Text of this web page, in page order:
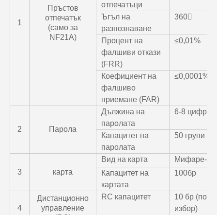
1
Пръстов
отпечатък
(само за
NF21A)
отпечатъци
Ъгъл на
разпознаване
360〫
Процент на
фалшиви откази
(FRR)
≤0,01%
Коефициент на
фалшиво
приемане (FAR)
≤0,0001%
2 Парола
Дължина на
паролата
6-8 цифри
Капацитет на
паролата
50 групи
3 карта
Вид на карта
Мифаре-1
Капацитет на
картата
100бр
4
Дистанционно
управление
RC капацитет
10 бр (по
избор)